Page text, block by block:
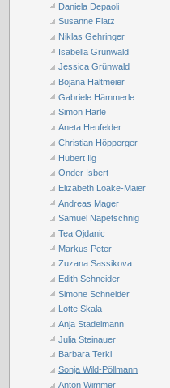
Daniela Depaoli
Susanne Flatz
Niklas Gehringer
Isabella Grünwald
Jessica Grünwald
Bojana Haltmeier
Gabriele Hämmerle
Simon Härle
Aneta Heufelder
Christian Höpperger
Hubert Ilg
Önder Isbert
Elizabeth Loake-Maier
Andreas Mager
Samuel Napetschnig
Tea Ojdanic
Markus Peter
Zuzana Sassikova
Edith Schneider
Simone Schneider
Lotte Skala
Anja Stadelmann
Julia Steinauer
Barbara Terkl
Sonja Wild-Pöllmann
Anton Wimmer